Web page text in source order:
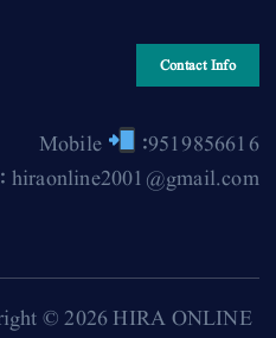
Contact Info
Mobile
:9519856616
: hiraonline2001@gmail.com